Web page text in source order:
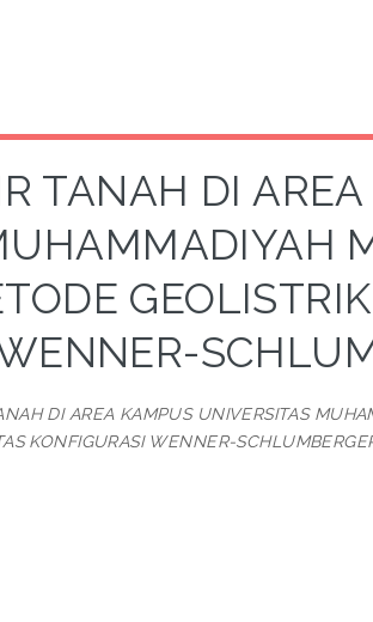
TANAH DI
DI AREA KAMPUS UNIVERSITAS
KONFIGURASI WENNER-